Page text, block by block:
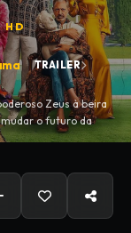
HD
TRAILER
Zeus à beira
o futuro da